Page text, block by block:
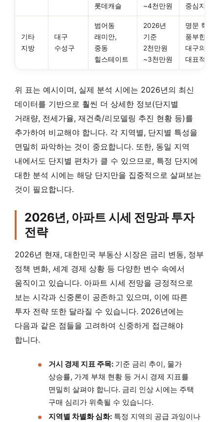
롯데캐슬 ~4천만원 중심지
기타
지방
대구
수성구
범어동
래미안,
중동
힐스테이트
2026년
기준
2천만원
~3천만원
명문 학군,
풍부한 학
대구의
대표적인
위 표는 예시이며, 실제 분석 시에는 2026년의 최신
데이터를 기반으로 훨씬 더 상세한 정보(단지별
거래량, 전세가율, 재건축/리모델링 추진 현황 등)를
추가하여 비교해야 합니다. 각 지역별, 단지별 특성을
면밀히 파악하는 것이 중요합니다. 또한, 동일 지역
내에서도 단지별 편차가 클 수 있으므로, 특정 단지에
대한 분석 시에는 해당 단지만을 집중적으로 살펴보는
것이 필요합니다.
2026년, 아파트 시세 전망과 투자
전략
2026년 현재, 대한민국 부동산 시장은 금리 변동, 정부
정책 변화, 세계 경제 상황 등 다양한 변수 속에서
움직이고 있습니다. 아파트 시세 전망을 긍정적으로
보는 시각과 신중론이 공존하고 있으며, 이에 따른
투자 전략 또한 달라질 수 있습니다. 2026년에는
다음과 같은 점들을 고려하여 신중하게 접근해야
합니다.
거시 경제 지표 주목: 기준 금리 추이, 물가
상승률, 가계 부채 현황 등 거시 경제 지표를
면밀히 살펴야 합니다. 금리 인상 시에는 주택
구매 심리가 위축될 수 있습니다.
지역별 차별화 심화: 특정 지역의 공급 과잉이나